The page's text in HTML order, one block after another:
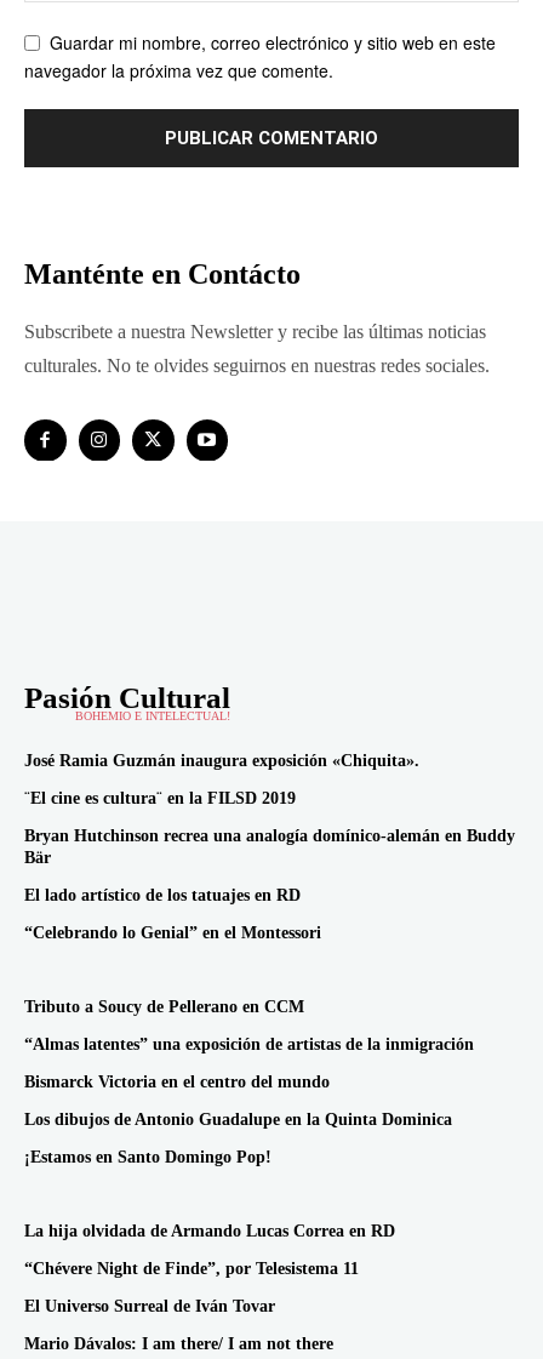
Guardar mi nombre, correo electrónico y sitio web en este
navegador la próxima vez que comente.
Manténte en Contácto
Subscribete a nuestra Newsletter y recibe las últimas noticias
culturales. No te olvides seguirnos en nuestras redes sociales.
Pasión Cultural
BOHEMIO E INTELECTUAL!
José Ramia Guzmán inaugura exposición «Chiquita».
¨El cine es cultura¨ en la FILSD 2019
Bryan Hutchinson recrea una analogía domínico-alemán en Buddy
Bär
El lado artístico de los tatuajes en RD
“Celebrando lo Genial” en el Montessori
Tributo a Soucy de Pellerano en CCM
“Almas latentes” una exposición de artistas de la inmigración
Bismarck Victoria en el centro del mundo
Los dibujos de Antonio Guadalupe en la Quinta Dominica
¡Estamos en Santo Domingo Pop!
La hija olvidada de Armando Lucas Correa en RD
“Chévere Night de Finde”, por Telesistema 11
El Universo Surreal de Iván Tovar
Mario Dávalos: I am there/ I am not there